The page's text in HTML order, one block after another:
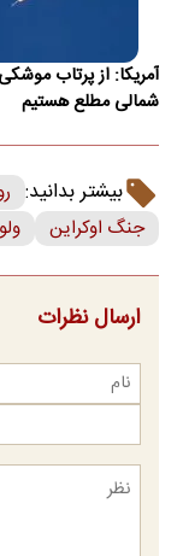
آمریکا: از پرتاب
شمالی مطلع هستیم
بیشتر بدانید:
جنگ اوکراین
ارسال نظرات